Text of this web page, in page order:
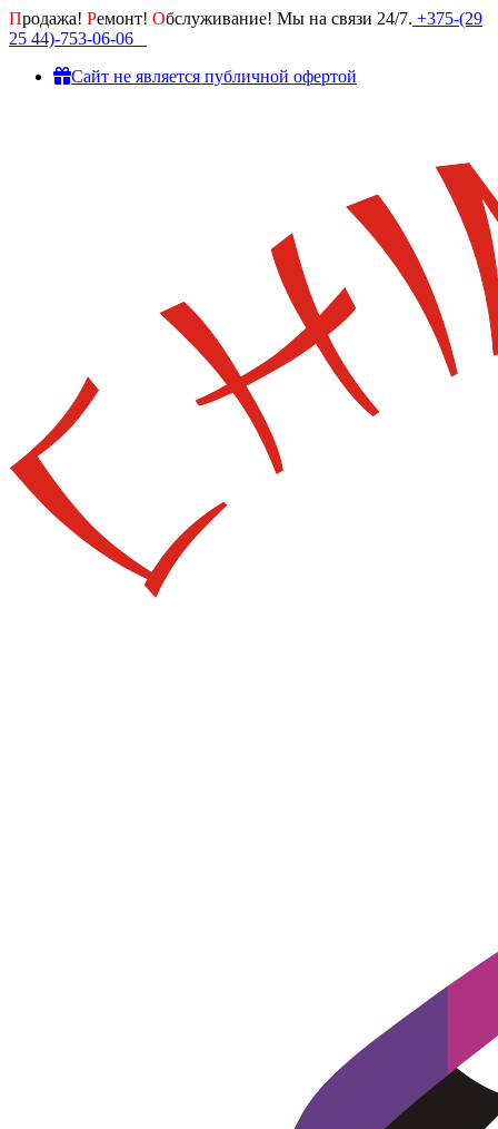
Продажа! Ремонт! Обслуживание! Мы на связи 24/7. +375-(29
25 44)-753-06-06
Cайт не является публичной офертой